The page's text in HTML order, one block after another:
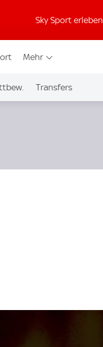
Sky Sport erleben
Mehr
Transfers